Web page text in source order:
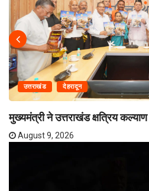
उत्तराखंड देहरादून
मुख्यमंत्री ने उत्तराखंड क्षत्रिय कल्याण
August 9, 2026